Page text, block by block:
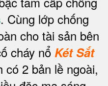
. Cùng lớp chống
cho tài sản bên
cháy nổ Két Sắt
có 2 bản lề ngoài,